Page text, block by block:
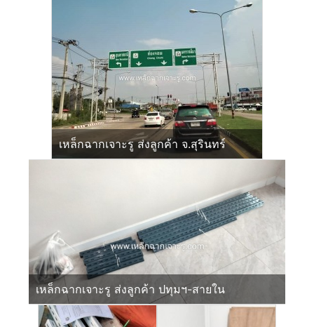
เหล็กฉากเจาะรู ส่งลูกค้า จ.สุรินทร์
เหล็กฉากเจาะรู ส่งลูกค้า ปทุมฯ-สายใน